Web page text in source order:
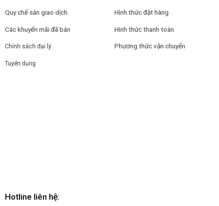
Quy chế sàn giao dịch
Các khuyến mãi đã bán
Chính sách đại lý
Tuyển dụng
Hình thức đặt hàng
Hình thức thanh toán
Phương thức vận chuyển
Hotline liên hệ: